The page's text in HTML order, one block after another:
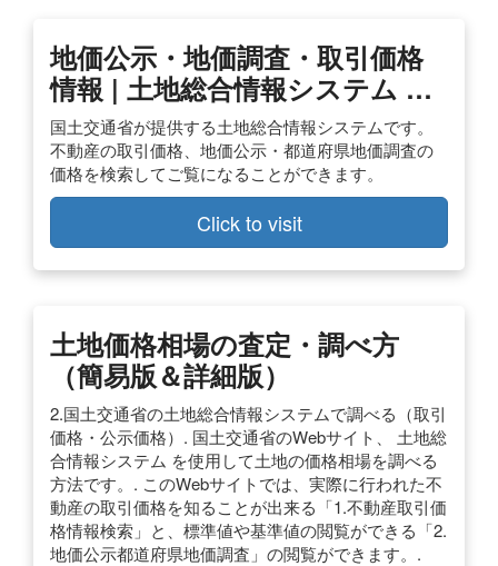
地価公示・地価調査・取引価格
情報 | 土地総合情報システム …
国土交通省が提供する土地総合情報システムです。
不動産の取引価格、地価公示・都道府県地価調査の
価格を検索してご覧になることができます。
Click to visit
土地価格相場の査定・調べ方
（簡易版＆詳細版）
2.国土交通省の土地総合情報システムで調べる（取引
価格・公示価格）. 国土交通省のWebサイト、 土地総
合情報システム を使用して土地の価格相場を調べる
方法です。. このWebサイトでは、実際に行われた不
動産の取引価格を知ることが出来る「1.不動産取引価
格情報検索」と、標準値や基準値の閲覧ができる「2.
地価公示都道府県地価調査」の閲覧ができます。.